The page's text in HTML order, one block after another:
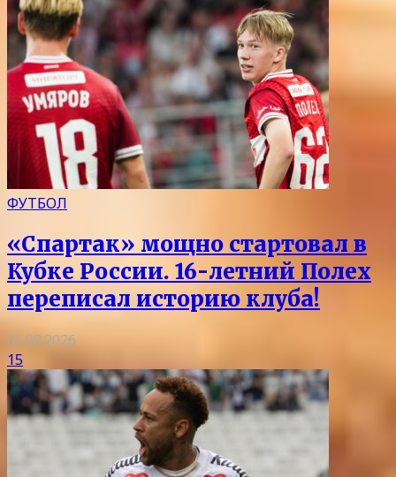
ФУТБОЛ
«Спартак» мощно стартовал в
Кубке России. 16-летний Полех
переписал историю клуба!
05.08.2026
15